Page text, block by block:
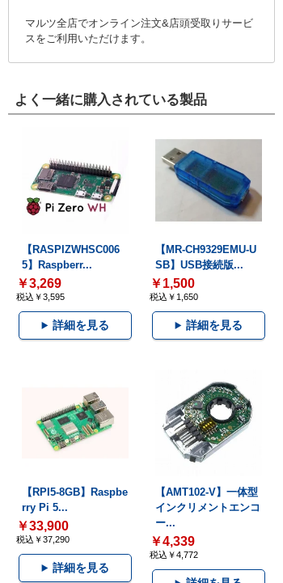
マルツ全店でオンライン注文&店頭受取りサービ
スをご利用いただけます。
よく一緒に購入されている製品
【RASPIZWHSC006
5】Raspberr...
￥3,269
税込￥3,595
詳細を見る
【MR-CH9329EMU-U
SB】USB接続版...
￥1,500
税込￥1,650
詳細を見る
【RPI5-8GB】Raspbe
rry Pi 5...
￥33,900
税込￥37,290
詳細を見る
【AMT102-V】一体型
インクリメントエンコ
ー...
￥4,339
税込￥4,772